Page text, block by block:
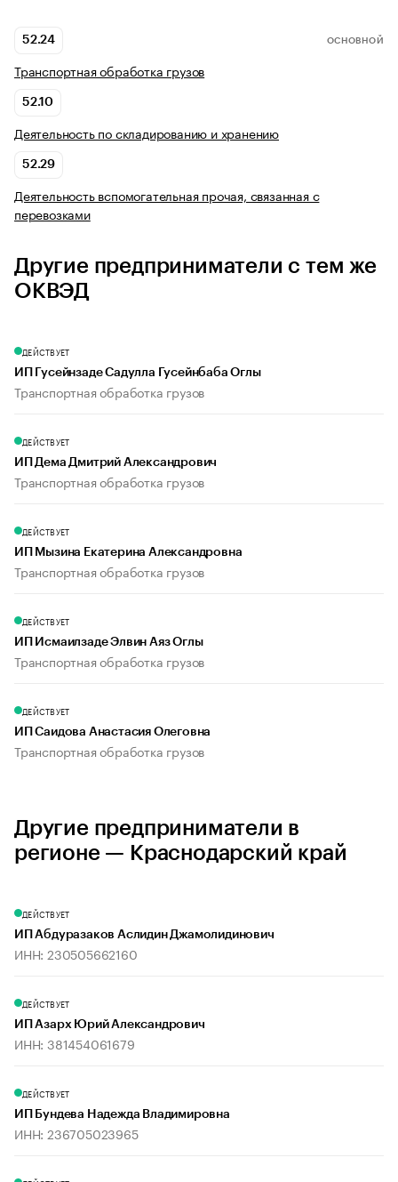
52.24 ОСНОВНОЙ
Транспортная обработка грузов
52.10
Деятельность по складированию и хранению
52.29
Деятельность вспомогательная прочая, связанная с
перевозками
Другие предприниматели с тем же
ОКВЭД
ДЕЙСТВУЕТ
ИП Гусейнзаде Садулла Гусейнбаба Оглы
Транспортная обработка грузов
ДЕЙСТВУЕТ
ИП Дема Дмитрий Александрович
Транспортная обработка грузов
ДЕЙСТВУЕТ
ИП Мызина Екатерина Александровна
Транспортная обработка грузов
ДЕЙСТВУЕТ
ИП Исмаилзаде Элвин Аяз Оглы
Транспортная обработка грузов
ДЕЙСТВУЕТ
ИП Саидова Анастасия Олеговна
Транспортная обработка грузов
Другие предприниматели в
регионе — Краснодарский край
ДЕЙСТВУЕТ
ИП Абдуразаков Аслидин Джамолидинович
ИНН: 230505662160
ДЕЙСТВУЕТ
ИП Азарх Юрий Александрович
ИНН: 381454061679
ДЕЙСТВУЕТ
ИП Бундева Надежда Владимировна
ИНН: 236705023965